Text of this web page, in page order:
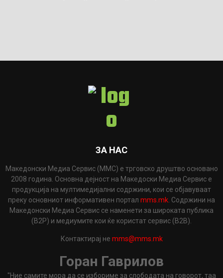
ЗА НАС
Македонски Медиа Сервис (ММС) е трговско друштво основано
2008 година. Основна дејност на Македоски Медиа Сервис е
продукција на мултимедијални содржини, кои се објавуваат
преку основниот информативен портал mms.mk . Содржини на
Македонски Медиа Сервис се наменети за широката публика
(B2P) и медиумите кои ќе користат сервис (B2B).
Контактирај не mms@mms.mk
Горан Гаврилов
"Ние самите мора да се избориме за слободата на говорот, таа